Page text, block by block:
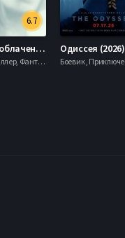
6.7
День разоблачения (2026)
Драма, Триллер, Фантастика,
Одиссея (2026)